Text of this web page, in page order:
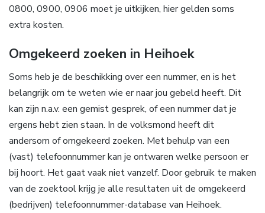
0800, 0900, 0906 moet je uitkijken, hier gelden soms
extra kosten.
Omgekeerd zoeken in Heihoek
Soms heb je de beschikking over een nummer, en is het
belangrijk om te weten wie er naar jou gebeld heeft. Dit
kan zijn n.a.v. een gemist gesprek, of een nummer dat je
ergens hebt zien staan. In de volksmond heeft dit
andersom of omgekeerd zoeken. Met behulp van een
(vast) telefoonnummer kan je ontwaren welke persoon er
bij hoort. Het gaat vaak niet vanzelf. Door gebruik te maken
van de zoektool krijg je alle resultaten uit de omgekeerd
(bedrijven) telefoonnummer-database van Heihoek.